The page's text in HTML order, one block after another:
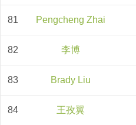
81 Pengcheng Zhai
82 李博
83 Brady Liu
84 王孜翼